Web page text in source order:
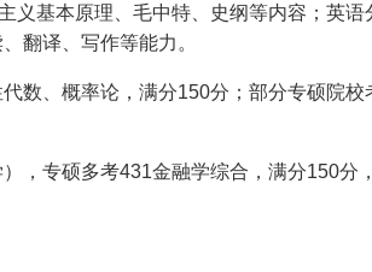
义基本原理、毛中特、史纲等内容；英语
翻译、写作等能力。
数、概率论，满分150分；部分专硕院校
，专硕多考431金融学综合，满分150分